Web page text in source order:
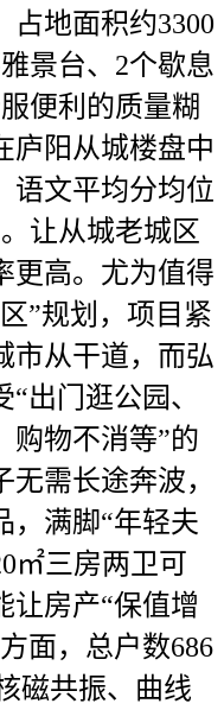
占地面积约3300
景台、2个歇息
便利的质量糊
庐阳从城楼盘中
语文平均分均位
让从城老城区
更高。尤为值得
”规划，项目紧
市从干道，而弘
出门逛公园、
购物不消等”的
需长途奔波，
，满脚“年轻夫
㎡三房两卫可
让房产“保值增
面，总户数686
磁共振、曲线